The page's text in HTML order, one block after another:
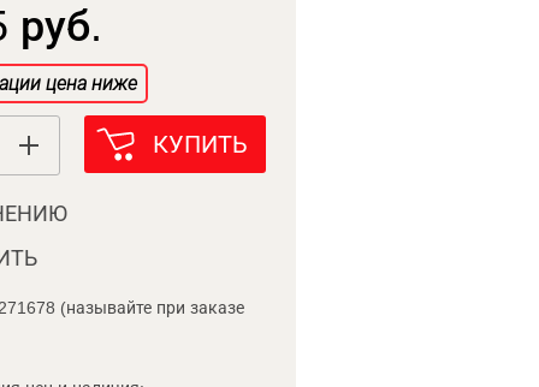
руб.
цена ниже
КУПИТЬ
(называйте при заказе